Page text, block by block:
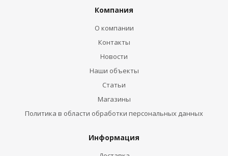
Компания
О компании
Контакты
Новости
Наши объекты
Статьи
Магазины
Политика в области обработки персональных данных
Информация